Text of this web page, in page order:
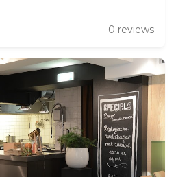
0 reviews